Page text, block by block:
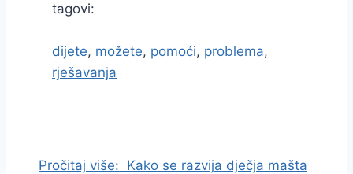
tagovi:
dijete, možete, pomoći, problema,
rješavanja
Pročitaj više: Kako se razvija dječja mašta